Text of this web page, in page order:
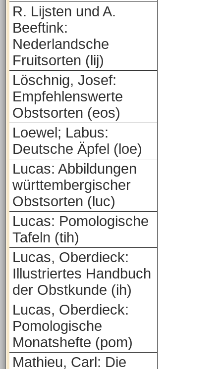
R. Lijsten und A.
Beeftink:
Nederlandsche
Fruitsorten (lij)
Löschnig, Josef:
Empfehlenswerte
Obstsorten (eos)
Loewel; Labus:
Deutsche Äpfel (loe)
Lucas: Abbildungen
württembergischer
Obstsorten (luc)
Lucas: Pomologische
Tafeln (tih)
Lucas, Oberdieck:
Illustriertes Handbuch
der Obstkunde (ih)
Lucas, Oberdieck:
Pomologische
Monatshefte (pom)
Mathieu, Carl: Die